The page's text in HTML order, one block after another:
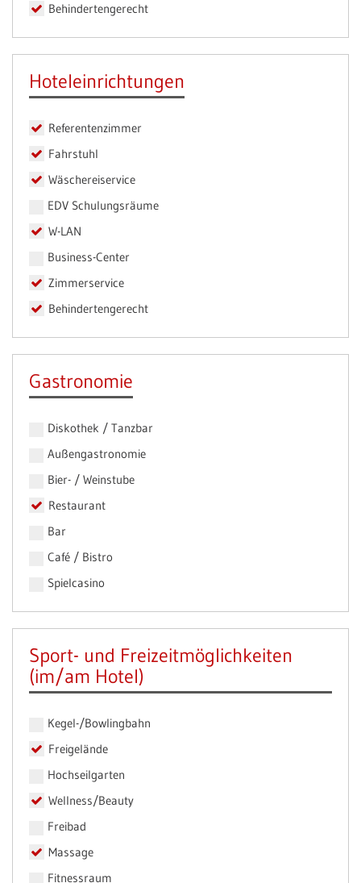
Behindertengerecht
Hoteleinrichtungen
Referentenzimmer
Fahrstuhl
Wäschereiservice
EDV Schulungsräume
W-LAN
Business-Center
Zimmerservice
Behindertengerecht
Gastronomie
Diskothek / Tanzbar
Außengastronomie
Bier- / Weinstube
Restaurant
Bar
Café / Bistro
Spielcasino
Sport- und Freizeitmöglichkeiten
(im/am Hotel)
Kegel-/Bowlingbahn
Freigelände
Hochseilgarten
Wellness/Beauty
Freibad
Massage
Fitnessraum